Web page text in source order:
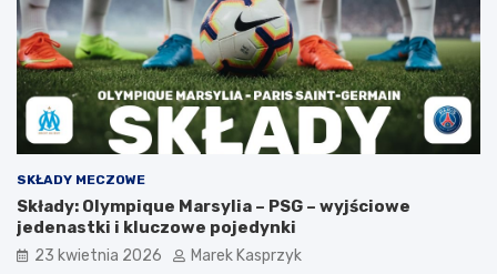
SKŁADY MECZOWE
Składy: Olympique Marsylia – PSG – wyjściowe
jedenastki i kluczowe pojedynki
23 kwietnia 2026 Marek Kasprzyk